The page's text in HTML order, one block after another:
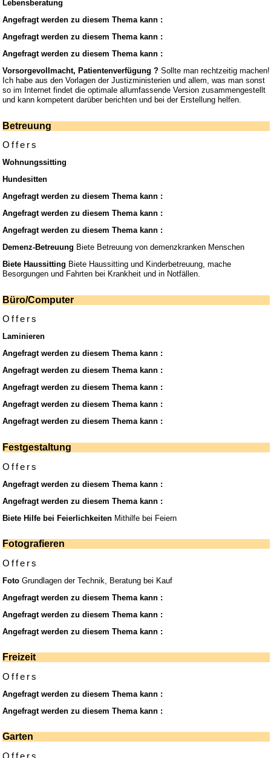
Lebensberatung
Angefragt werden zu diesem Thema kann :
Angefragt werden zu diesem Thema kann :
Angefragt werden zu diesem Thema kann :
Vorsorgevollmacht, Patientenverfügung ? Sollte man rechtzeitig machen!
Ich habe aus den Vorlagen der Justizministerien und allem, was man sonst
so im Internet findet die optimale allumfassende Version zusammengestellt
und kann kompetent darüber berichten und bei der Erstellung helfen.
Betreuung
Offers
Wohnungssitting
Hundesitten
Angefragt werden zu diesem Thema kann :
Angefragt werden zu diesem Thema kann :
Angefragt werden zu diesem Thema kann :
Demenz-Betreuung Biete Betreuung von demenzkranken Menschen
Biete Haussitting Biete Haussitting und Kinderbetreuung, mache
Besorgungen und Fahrten bei Krankheit und in Notfällen.
Büro/Computer
Offers
Laminieren
Angefragt werden zu diesem Thema kann :
Angefragt werden zu diesem Thema kann :
Angefragt werden zu diesem Thema kann :
Angefragt werden zu diesem Thema kann :
Angefragt werden zu diesem Thema kann :
Festgestaltung
Offers
Angefragt werden zu diesem Thema kann :
Angefragt werden zu diesem Thema kann :
Biete Hilfe bei Feierlichkeiten Mithilfe bei Feiern
Fotografieren
Offers
Foto Grundlagen der Technik, Beratung bei Kauf
Angefragt werden zu diesem Thema kann :
Angefragt werden zu diesem Thema kann :
Angefragt werden zu diesem Thema kann :
Freizeit
Offers
Angefragt werden zu diesem Thema kann :
Angefragt werden zu diesem Thema kann :
Garten